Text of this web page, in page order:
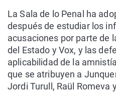
La Sala de lo Penal ha
después de estudiar los
acusaciones por parte de
del Estado y Vox, y las
aplicabilidad de la
que se atribuyen a
Jordi Turull, Raül Romeva